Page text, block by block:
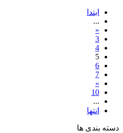
ابتدا
...
«
3
4
5
6
7
»
10
...
انتها
دسته بندی ها